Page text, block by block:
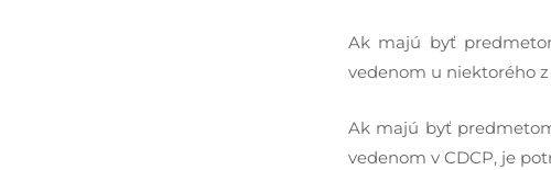
Ak majú byť
vedenom u niektorého
Ak majú byť
vedenom v CDCP, je